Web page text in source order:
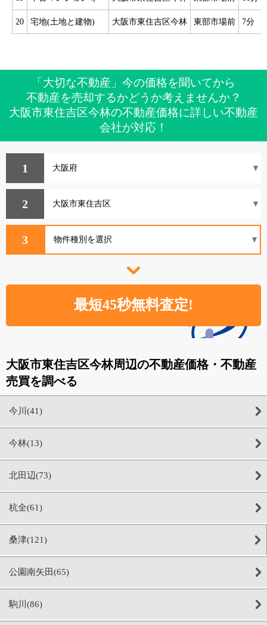
20 宅地(土地と建物) 大阪市東住吉区今林 東部市場前 7分
「大切な不動産」今の価格を聞いてから
不動産を売却するかどうか考えませんか？
大阪市東住吉区今林の不動産価格に詳しい不動産
会社が対応！
1
2
3
大阪市東住吉区今林周辺の不動産価格・不動産
売買を調べる
今川(41)
今林(13)
北田辺(73)
杭全(61)
桑津(121)
公園南矢田(65)
駒川(86)